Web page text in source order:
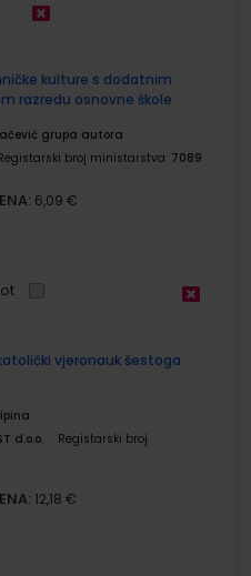
kulture s dodatnim
razredu osnovne škole
grupa autora
broj ministarstva: 7089
6,09 €
katolički vjeronauk šestoga
d.o.o.
Registarski broj
12,18 €